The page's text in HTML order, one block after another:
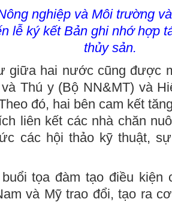
nghiệp và Môi trường
lễ ký kết Bản ghi nhớ hợp
thủy sản.
giữa hai nước cũng được
Thú y (Bộ NN&MT) và
đó, hai bên cam kết
liên kết các nhà chăn
các hội thảo kỹ thuật,
tọa đàm tạo điều kiện
và Mỹ trao đổi, tạo ra